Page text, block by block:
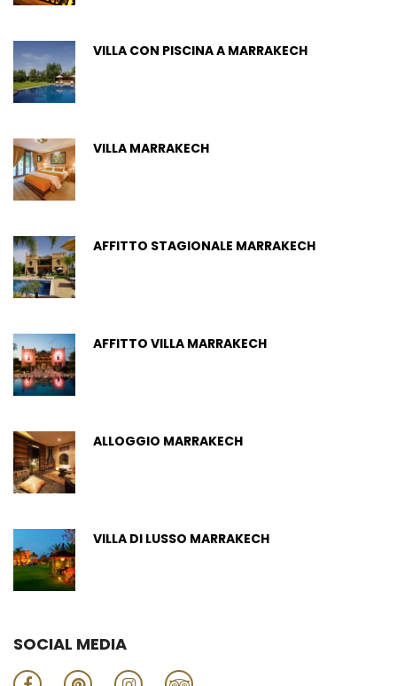
VILLA CON PISCINA A MARRAKECH
VILLA MARRAKECH
AFFITTO STAGIONALE MARRAKECH
AFFITTO VILLA MARRAKECH
ALLOGGIO MARRAKECH
VILLA DI LUSSO MARRAKECH
SOCIAL MEDIA